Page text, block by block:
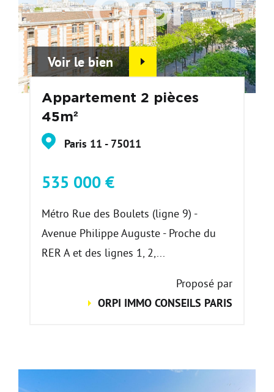
Voir le bien
Appartement 2 pièces
45m²
Paris 11 - 75011
535 000 €
Métro Rue des Boulets (ligne 9) -
Avenue Philippe Auguste - Proche du
RER A et des lignes 1, 2,...
Proposé par
ORPI IMMO CONSEILS PARIS